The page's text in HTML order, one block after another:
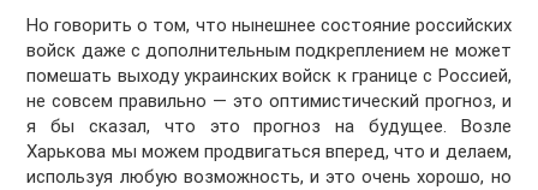
Но говорить о том, что нынешнее состояние российских
войск даже с дополнительным подкреплением не может
помешать выходу украинских войск к границе с Россией,
не совсем правильно — это оптимистический прогноз, и
я бы сказал, что это прогноз на будущее. Возле
Харькова мы можем продвигаться вперед, что и делаем,
используя любую возможность, и это очень хорошо, но